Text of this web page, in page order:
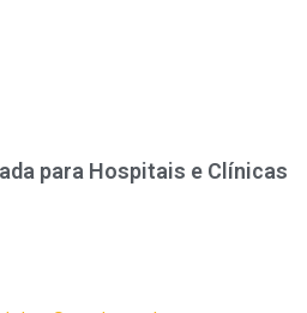
para Hospitais e Clínicas